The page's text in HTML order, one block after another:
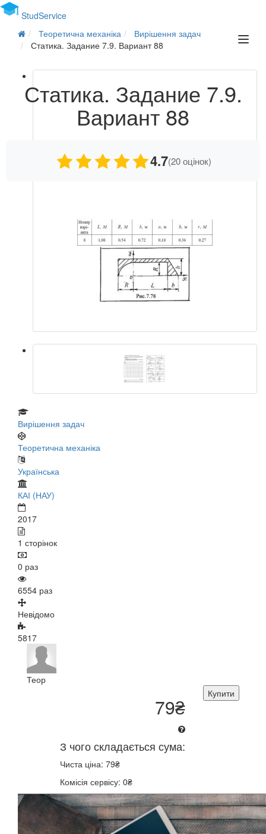
StudService
Теоретична механіка
Вирішення задач
Статика. Задание 7.9. Вариант 88
Статика. Задание 7.9.
Вариант 88
4.7(20 оцінок)
Вирішення задач
Теоретична механіка
Українська
КАІ (НАУ)
2017
1 сторінок
0 раз
6554 раз
Невідомо
5817
Теор
Купити
79₴
З чого складається сума:
Чиста ціна: 79₴
Комісія сервісу: 0₴